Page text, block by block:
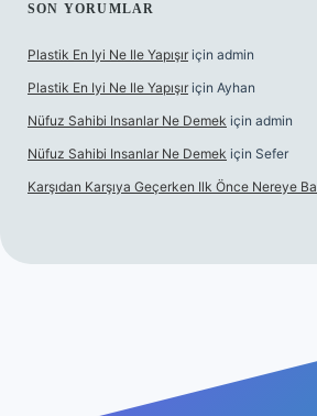
SON YORUMLAR
Plastik En Iyi Ne Ile Yapışır için admin
Plastik En Iyi Ne Ile Yapışır için Ayhan
Nüfuz Sahibi Insanlar Ne Demek için admin
Nüfuz Sahibi Insanlar Ne Demek için Sefer
Karşıdan Karşıya Geçerken Ilk Önce Nereye